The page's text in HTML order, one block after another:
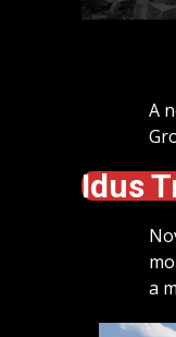
A
Idus
a